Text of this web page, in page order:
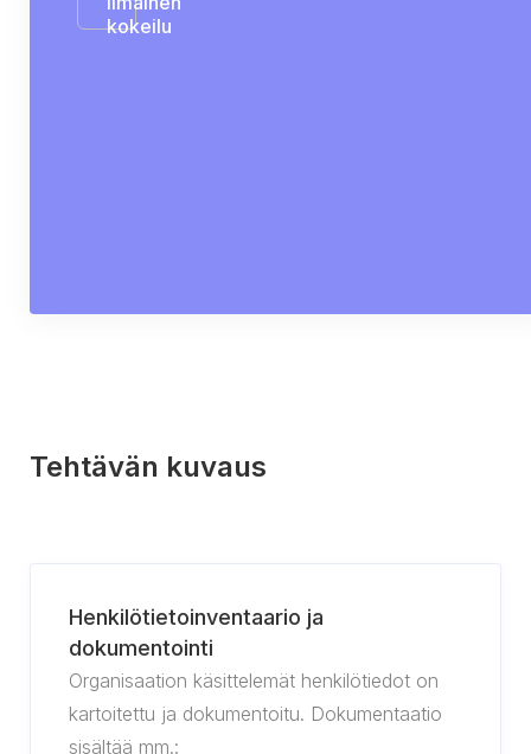
kokeilu
Tehtävän kuvaus
Henkilötietoinventaario ja
dokumentointi
Organisaation käsittelemät henkilötiedot on
kartoitettu ja dokumentoitu. Dokumentaatio
sisältää mm.: